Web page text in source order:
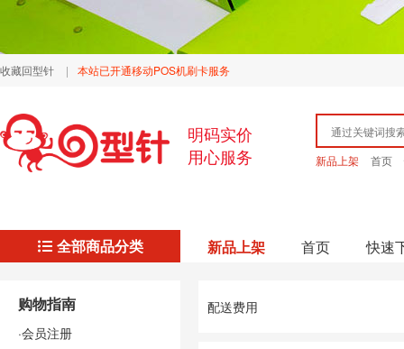
收藏回型针 | 本站已开通移动POS机刷卡服务
明码实价
用心服务
新品上架 首页
全部商品分类 新品上架 首页 快速
购物指南
·会员注册
配送费用